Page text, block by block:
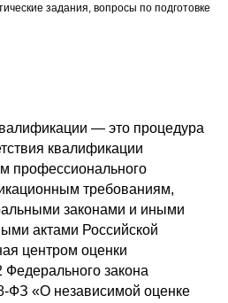
задания, вопросы по подготовке
— это процедура
квалификации
профессионального
требованиям,
законами и иными
актами Российской
центром оценки
Федерального закона
ФЗ «О независимой оценке